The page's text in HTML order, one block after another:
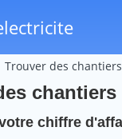
Trouver des
chantiers
chiffre